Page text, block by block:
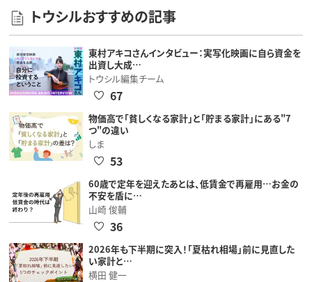
トウシルおすすめの記事
東村アキコさんインタビュー：実写化映画に自ら資金を
出資し大成…
トウシル編集チーム
67
物価高で「貧しくなる家計」と「貯まる家計」にある"7
つ"の違い
しま
53
60歳で定年を迎えたあとは、低賃金で再雇用…お金の
不安を盾に…
山崎 俊輔
36
2026年も下半期に突入！「夏枯れ相場」前に見直した
い家計と…
横田 健一